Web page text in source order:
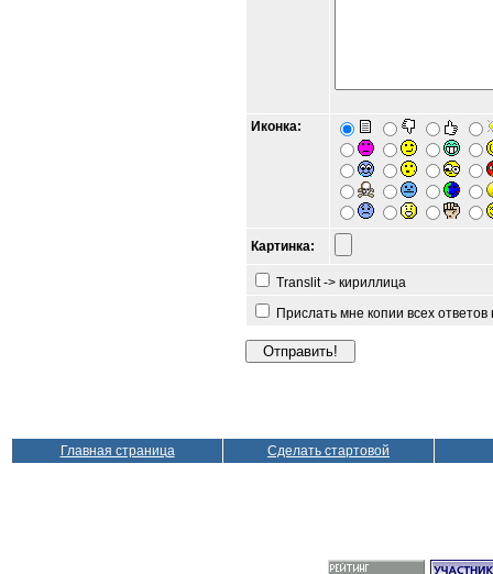
Иконка:
Картинка:
Translit -> кириллица
Прислать мне копии всех
Главная страница Сделать стартовой